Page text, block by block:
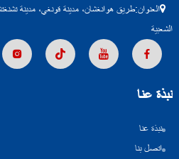
العنوان:طريق هوانغشان، مدينة قونغي، مدينة
الشعبية
نبذة عنا
نبذة عنا
اتصل بنا